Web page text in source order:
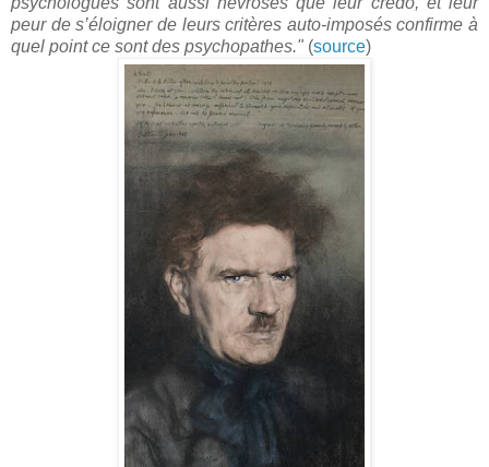
peur de s’éloigner de leurs critères auto-imposés confirme à
quel point ce sont des psychopathes." (source)